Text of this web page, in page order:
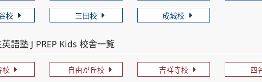
校 三田校 成城校
語塾 J PREP Kids 校舎一覧
校 自由が丘校 吉祥寺校 四